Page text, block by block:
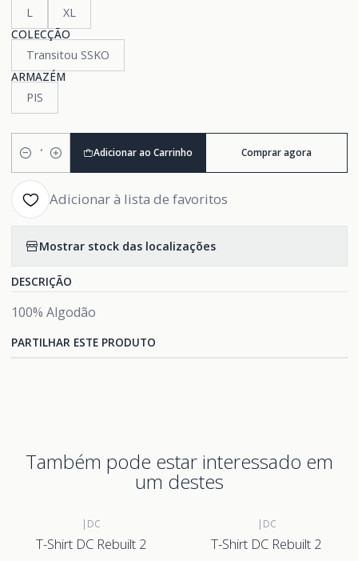
L
XL
COLECÇÃO
Transitou SSKO
ARMAZÉM
PIS
Quantidade
Adicionar ao Carrinho Comprar agora
Adicionar à lista de favoritos
Mostrar stock das localizações
DESCRIÇÃO
100% Algodão
PARTILHAR ESTE PRODUTO
Também pode estar interessado em
um destes
| DC
T-Shirt DC Rebuilt 2
| DC
T-Shirt DC Rebuilt 2